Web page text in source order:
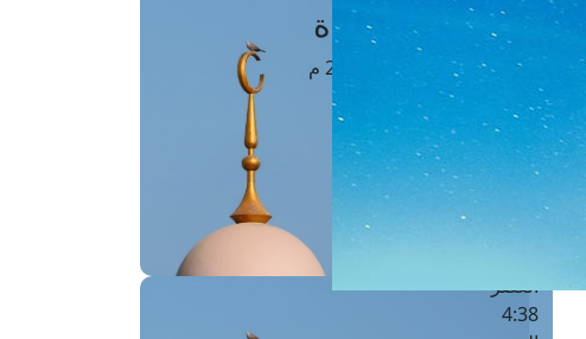
مَواقِيتُ الصَّـــلاة
القاهرة · 06 أغسطس 2026 م
الفجر
4 :40
الشروق
العصر
4:38